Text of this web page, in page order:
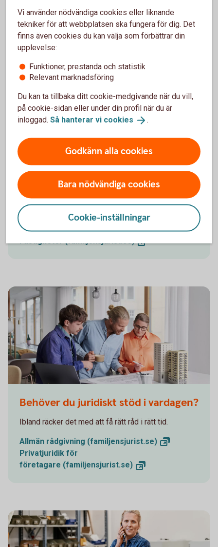
Skatt (familjensjurist. se)
Planerar du framåt i företaget?
Står du inför förändringar eller vill du säkra nästa
steg?
Generationsskifte (familjensjurist.se)
Fastigheter (familjensjurist.se)
Behöver du juridiskt stöd i vardagen?
Ibland räcker det med att få rätt råd i rätt tid.
Allmän rådgivning (familjensjurist.se)
Privatjuridik för
företagare (familjensjurist.se)
Vi använder nödvändiga cookies eller liknande
tekniker för att webbplatsen ska fungera för dig. Det
finns även cookies du kan välja som förbättrar din
upplevelse:
Funktioner, prestanda och statistik
Relevant marknadsföring
Du kan ta tillbaka ditt cookie-medgivande när du vill,
på cookie-sidan eller under din profil när du är
inloggad. Så hanterar vi cookies .
Godkänn alla cookies
Bara nödvändiga cookies
Cookie-inställningar